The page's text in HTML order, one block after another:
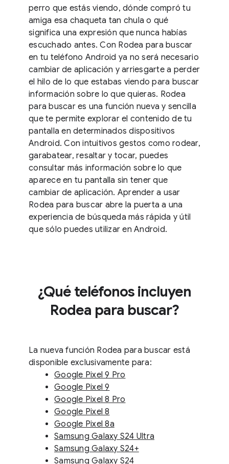
perro que estás viendo, dónde compró tu
amiga esa chaqueta tan chula o qué
significa una expresión que nunca habías
escuchado antes. Con Rodea para buscar
en tu teléfono Android ya no será necesario
cambiar de aplicación y arriesgarte a perder
el hilo de lo que estabas viendo para buscar
información sobre lo que quieras. Rodea
para buscar es una función nueva y sencilla
que te permite explorar el contenido de tu
pantalla en determinados dispositivos
Android. Con intuitivos gestos como rodear,
garabatear, resaltar y tocar, puedes
consultar más información sobre lo que
aparece en tu pantalla sin tener que
cambiar de aplicación. Aprender a usar
Rodea para buscar abre la puerta a una
experiencia de búsqueda más rápida y útil
que sólo puedes utilizar en Android.
¿Qué teléfonos incluyen
Rodea para buscar?
La nueva función Rodea para buscar está
disponible exclusivamente para:
Google Pixel 9 Pro
Google Pixel 9
Google Pixel 8 Pro
Google Pixel 8
Google Pixel 8a
Samsung Galaxy S24 Ultra
Samsung Galaxy S24+
Samsung Galaxy S24